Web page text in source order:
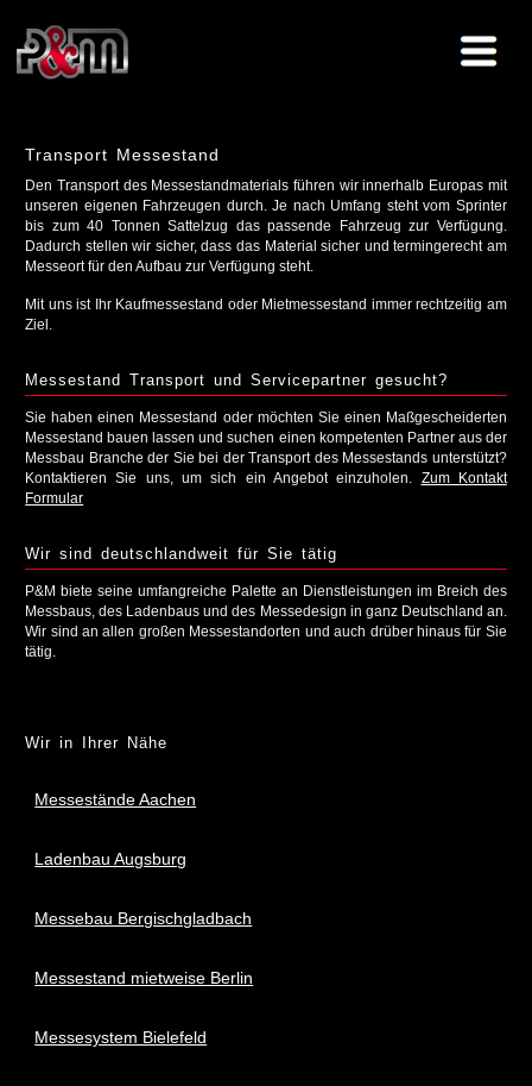
Transport Messestand
Den Transport des Messestandmaterials führen wir innerhalb Europas mit
unseren eigenen Fahrzeugen durch. Je nach Umfang steht vom Sprinter
bis zum 40 Tonnen Sattelzug das passende Fahrzeug zur Verfügung.
Dadurch stellen wir sicher, dass das Material sicher und termingerecht am
Messeort für den Aufbau zur Verfügung steht.
Mit uns ist Ihr Kaufmessestand oder Mietmessestand immer rechtzeitig am
Ziel.
Messestand Transport und Servicepartner gesucht?
Sie haben einen Messestand oder möchten Sie einen Maßgescheiderten
Messestand bauen lassen und suchen einen kompetenten Partner aus der
Messbau Branche der Sie bei der Transport des Messestands unterstützt?
Kontaktieren Sie uns, um sich ein Angebot einzuholen. Zum Kontakt
Formular
Wir sind deutschlandweit für Sie tätig
P&M biete seine umfangreiche Palette an Dienstleistungen im Breich des
Messbaus, des Ladenbaus und des Messedesign in ganz Deutschland an.
Wir sind an allen großen Messestandorten und auch drüber hinaus für Sie
tätig.
Wir in Ihrer Nähe
Messestände Aachen
Ladenbau Augsburg
Messebau Bergischgladbach
Messestand mietweise Berlin
Messesystem Bielefeld